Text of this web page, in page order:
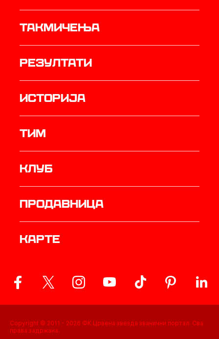
Такмичења
резултати
историја
ТИМ
Клуб
продавница
Карте
Copyright © 2011 - 2026 ФК Црвена звезда званични портал. Сва
права задржана.